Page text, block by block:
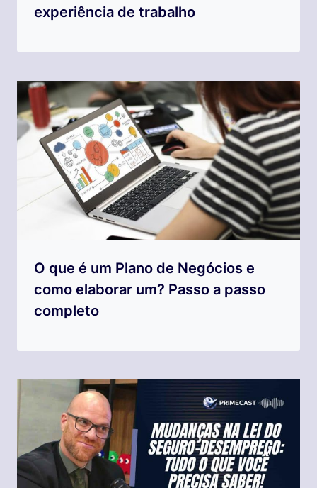
experiência de trabalho
O que é um Plano de Negócios e
como elaborar um? Passo a passo
completo